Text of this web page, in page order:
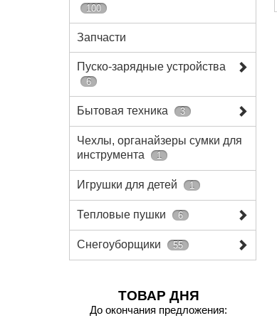
100
Запчасти
Пуско-зарядные устройства
6
Бытовая техника 3
Чехлы, органайзеры сумки для
инструмента
1
Игрушки для детей 1
Тепловые пушки 6
Снегоуборщики 55
ТОВАР ДНЯ
До окончания предложения: